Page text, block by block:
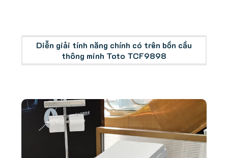
Diễn giải tính năng chính có trên bồn cầu
thông minh Toto TCF9898